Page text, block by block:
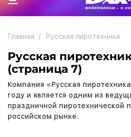
Главная Русская пиротехника
Русская
(страница 7)
Компания «Русская
году и является одним из
праздничной пиротехнической
российском рынке.